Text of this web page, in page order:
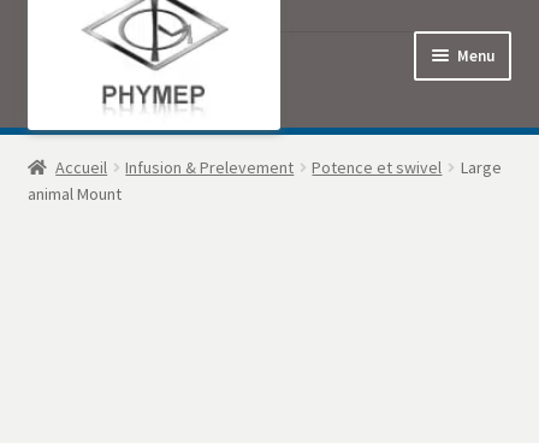
Menu
Accueil
Accueil Infusion & Prelevement Potence et swivel
Large
animal Mount